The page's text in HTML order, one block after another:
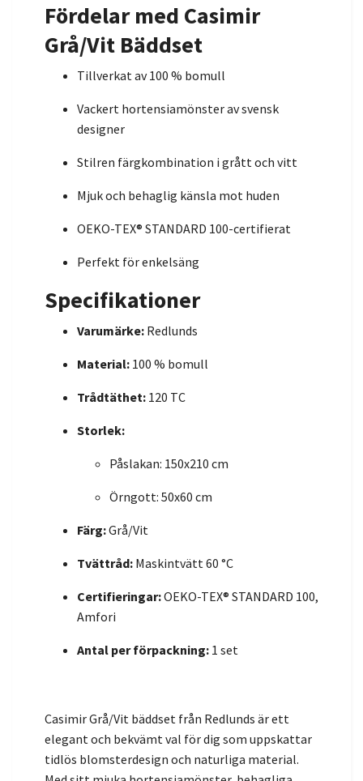
Fördelar med Casimir
Grå/Vit Bäddset
Tillverkat av 100 % bomull
Vackert hortensiamönster av svensk
designer
Stilren färgkombination i grått och vitt
Mjuk och behaglig känsla mot huden
OEKO-TEX® STANDARD 100-certifierat
Perfekt för enkelsäng
Specifikationer
Varumärke: Redlunds
Material: 100 % bomull
Trådtäthet: 120 TC
Storlek:
Påslakan: 150x210 cm
Örngott: 50x60 cm
Färg:Grå/Vit
Tvättråd: Maskintvätt 60 °C
Certifieringar:OEKO-TEX® STANDARD 100,
Amfori
Antal per förpackning: 1 set
Casimir Grå/Vit bäddset från Redlunds är ett
elegant och bekvämt val för dig som uppskattar
tidlös blomsterdesign och naturliga material.